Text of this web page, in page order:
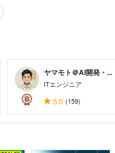
ヤマモト＠AI開発・...
ITエンジニア
5.0 (159)